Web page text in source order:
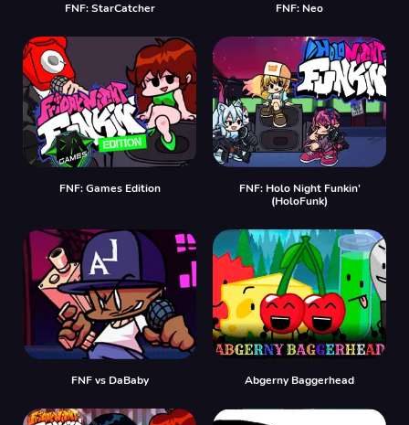
FNF: StarCatcher FNF: Neo
FNF: Games Edition
FNF: Holo Night Funkin'
(HoloFunk)
FNF vs DaBaby Abgerny Baggerhead